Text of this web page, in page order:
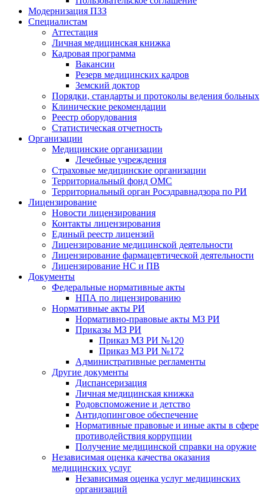
Модернизация ПЗЗ
Специалистам
Аттестация
Личная медицинская книжка
Кадровая программа
Вакансии
Резерв медицинских кадров
Земский доктор
Порядки, стандарты и протоколы ведения больных
Клинические рекомендации
Реестр оборудования
Статистическая отчетность
Организации
Медицинские организации
Лечебные учреждения
Страховые медицинские организации
Территориальный фонд ОМС
Территориальный орган Росздравнадзора по РИ
Лицензирование
Новости лицензирования
Контакты лицензирования
Единый реестр лицензий
Лицензирование медицинской деятельности
Лицензирование фармацевтической деятельности
Лицензирование НС и ПВ
Документы
Федеральные нормативные акты
НПА по лицензированию
Нормативные акты РИ
Нормативно-правовые акты МЗ РИ
Приказы МЗ РИ
Приказ МЗ РИ №120
Приказ МЗ РИ №172
Административные регламенты
Другие документы
Диспансеризация
Личная медицинская книжка
Родовспоможение и детство
Антидопинговое обеспечение
Нормативные правовые и иные акты в сфере
противодействия коррупции
Получение медицинской справки на оружие
Независимая оценка качества оказания
медицинских услуг
Независимая оценка услуг медицинскиx
организаций